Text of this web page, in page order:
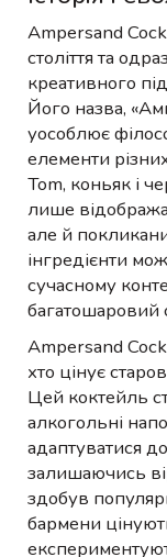
Ampersand
століття та
креативного
Його назва,
уособлює
елементи
Tom, коньяк і
лише
але й
інгредієнти
сучасному
багатошаровий
Ampersand
хто цінує
Цей коктейль
алкогольні
адаптуватися
залишаючись
здобув
бармени